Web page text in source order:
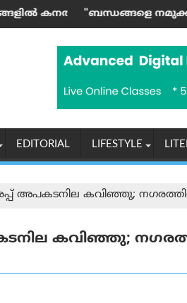
കൊടുങ്കാറ്റിനും സാധ്യത,
നമുക്ക് ഹൃദയത്തോട് ചേർത്തു
EDITORIAL LIFESTYLE
അപകടനില കവിഞ്ഞു;
കവിഞ്ഞു;